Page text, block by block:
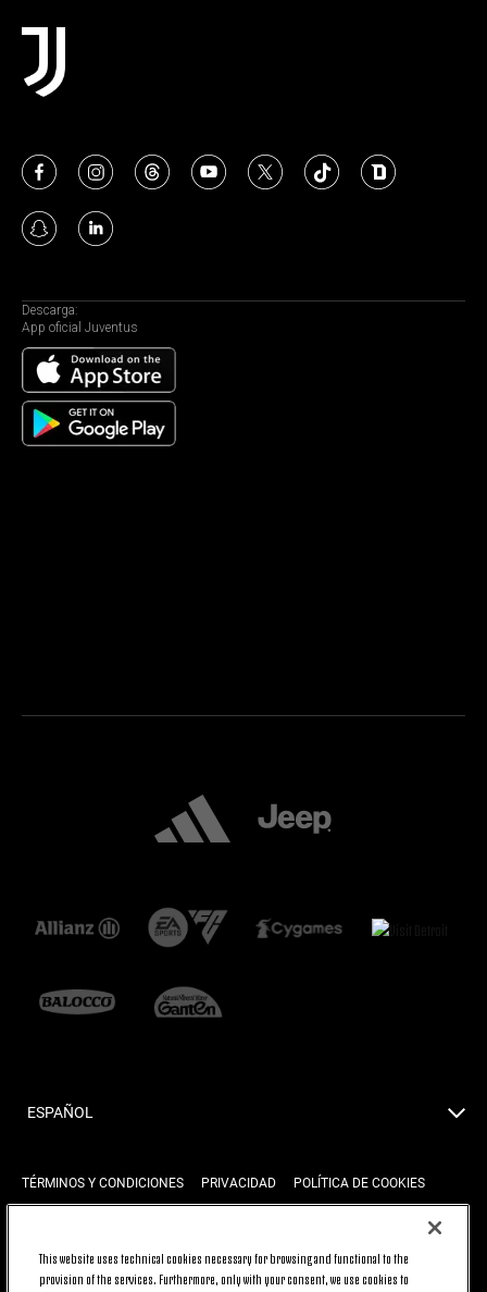
Descarga:
App oficial Juventus
ESPAÑOL
TÉRMINOS Y CONDICIONES PRIVACIDAD POLÍTICA DE COOKIES
ARRIBA
This website uses technical cookies necessary for browsing and functional to the
provision of the services. Furthermore, only with your consent, we use cookies to